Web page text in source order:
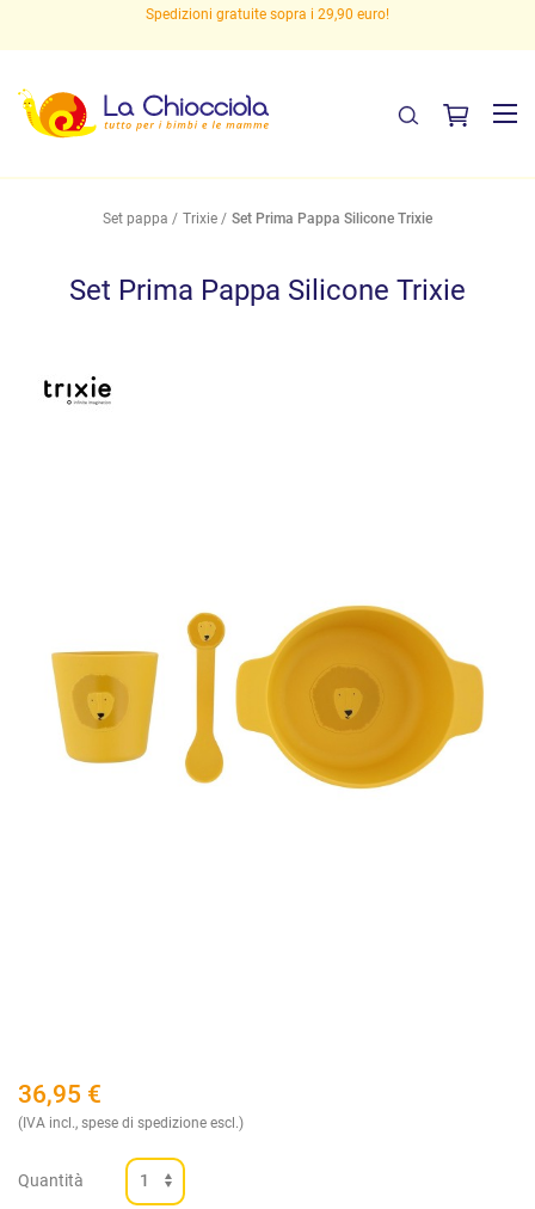
Spedizioni gratuite sopra i 29,90 euro!
Set pappa Trixie Set Prima Pappa Silicone Trixie
Set Prima Pappa Silicone Trixie
36,95 €
(IVA incl., spese di spedizione escl.)
Quantità